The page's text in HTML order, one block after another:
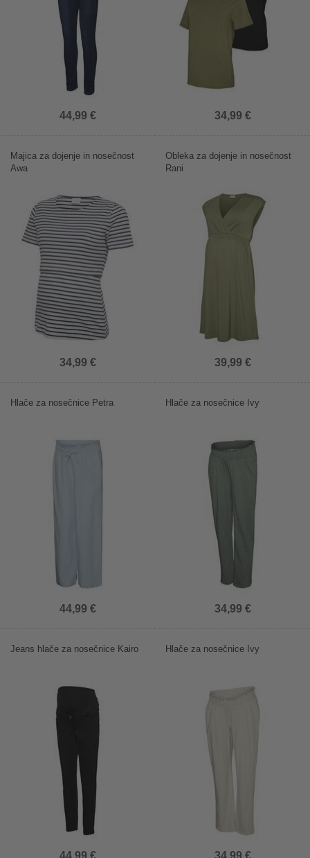
44,99 € 34,99 €
Majica za dojenje in nosečnost
Awa
34,99 €
Obleka za dojenje in nosečnost
Rani
39,99 €
Hlače za nosečnice Petra
44,99 €
Hlače za nosečnice Ivy
34,99 €
Jeans hlače za nosečnice Kairo Hlače za nosečnice Ivy